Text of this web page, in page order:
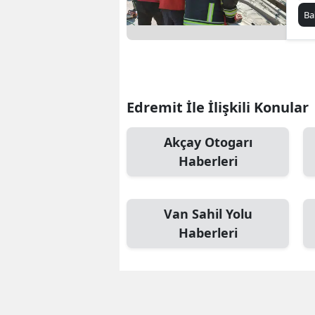
Edremit İle İlişkili Konular
Akçay Otogarı
Haberleri
Van Sahil Yolu
Haberleri